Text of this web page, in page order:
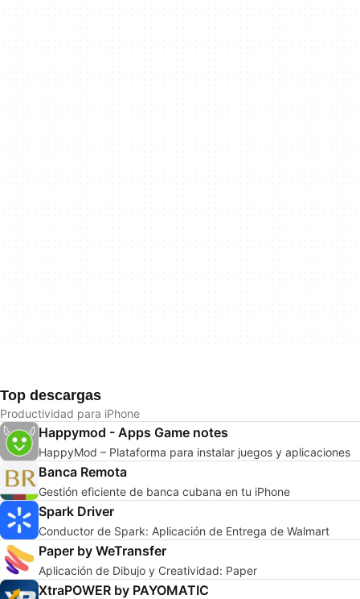
Top descargas
Productividad para iPhone
Happymod - Apps Game notes
HappyMod – Plataforma para instalar juegos y aplicaciones
Banca Remota
Gestión eficiente de banca cubana en tu iPhone
Spark Driver
Conductor de Spark: Aplicación de Entrega de Walmart
Paper by WeTransfer
Aplicación de Dibujo y Creatividad: Paper
XtraPOWER by PAYOMATIC